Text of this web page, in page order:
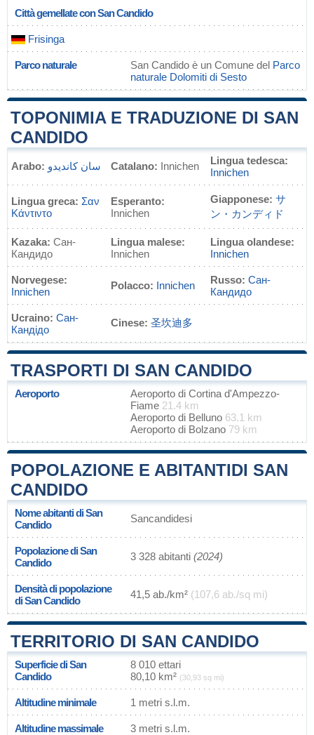
Città gemellate con San Candido
Frisinga
Parco naturale San Candido è un Comune del Parco
naturale Dolomiti di Sesto
TOPONIMIA E TRADUZIONE DI SAN
CANDIDO
Arabo: سان كانديدو Catalano: Innichen
Lingua tedesca:
Innichen
Lingua greca: Σαν
Κάντιντο
Esperanto:
Innichen
Giapponese: サ
ン・カンディド
Kazaka: Сан-
Кандидо
Lingua malese:
Innichen
Lingua olandese:
Innichen
Norvegese:
Innichen
Polacco: Innichen Russo: Сан-
Кандидо
Ucraino: Сан-
Кандідо
Cinese: 圣坎迪多
TRASPORTI DI SAN CANDIDO
Aeroporto
Aeroporto di Cortina d'Ampezzo-
Fiame 21.4 km
Aeroporto di Belluno 63.1 km
Aeroporto di Bolzano 79 km
POPOLAZIONE E ABITANTIDI SAN
CANDIDO
Nome abitanti di San
Candido
Sancandidesi
Popolazione di San
Candido
3 328 abitanti (2024)
Densità di popolazione
di San Candido
41,5 ab./km² (107,6 ab./sq mi)
TERRITORIO DI SAN CANDIDO
Superficie di San
Candido
8 010 ettari
80,10 km² (30,93 sq mi)
Altitudine minimale 1 metri s.l.m.
Altitudine massimale 3 metri s.l.m.